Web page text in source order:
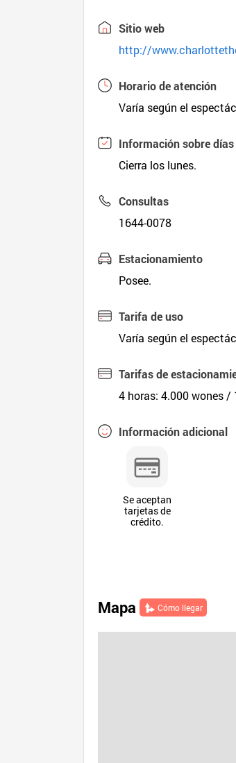
Sitio web
http://
Horario de atención
Varía según el
Información sobre días
Cierra los lunes.
Consultas
1644-0078
Estacionamiento
Posee.
Tarifa de uso
Varía según el
Tarifas de
4 horas: 4.000 wones /
Información adicional
Se aceptan
tarjetas de
crédito.
Mapa Cómo llegar